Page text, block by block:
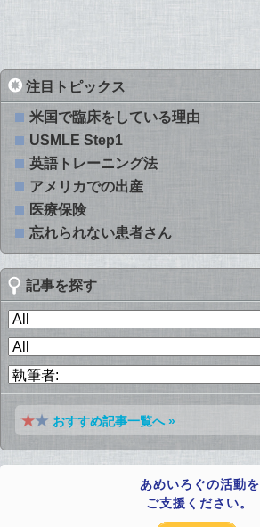
注目トピックス
米国で臨床をしている理由
USMLE Step1
英語トレーニング法
アメリカでの出産
医療保険
忘れられない患者さん
記事を探す
おすすめ記事一覧へ »
あめいろぐの活動を
ご支援ください。